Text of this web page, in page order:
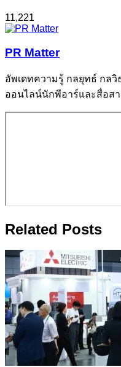
11,221
PR Matter
อัพเดทความรู้ กลยุทธ์ กล
ออนไลน์นักพีอาร์และสื่อส
Related Posts